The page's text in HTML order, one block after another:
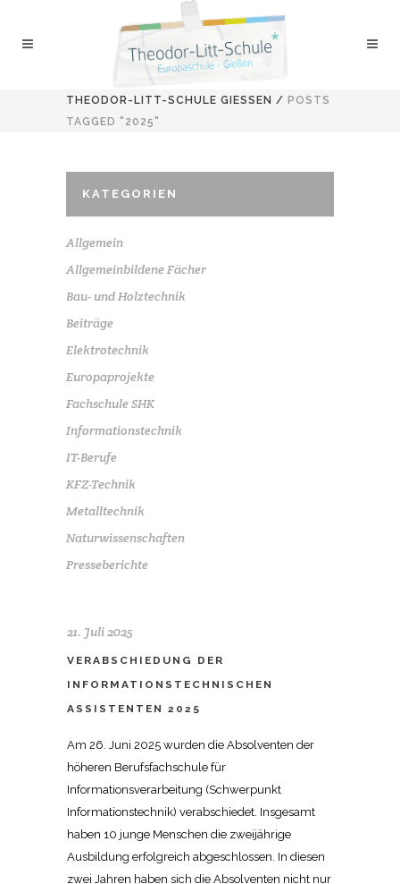
THEODOR-LITT-SCHULE GIESSEN / POSTS
TAGGED "2025"
KATEGORIEN
Allgemein
Allgemeinbildene Fächer
Bau- und Holztechnik
Beiträge
Elektrotechnik
Europaprojekte
Fachschule SHK
Informationstechnik
IT-Berufe
KFZ-Technik
Metalltechnik
Naturwissenschaften
Presseberichte
21. Juli 2025
VERABSCHIEDUNG DER
INFORMATIONSTECHNISCHEN
ASSISTENTEN 2025
Am 26. Juni 2025 wurden die Absolventen der
höheren Berufsfachschule für
Informationsverarbeitung (Schwerpunkt
Informationstechnik) verabschiedet. Insgesamt
haben 10 junge Menschen die zweijährige
Ausbildung erfolgreich abgeschlossen. In diesen
zwei Jahren haben sich die Absolventen nicht nur